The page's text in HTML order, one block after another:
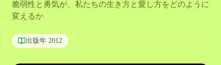
脆弱性と勇気が、私たちの生き方と愛し方をどのように
変えるか
出版年 2012